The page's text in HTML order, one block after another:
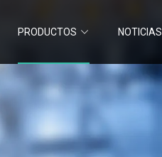
PRODUCTOS NOTICIAS